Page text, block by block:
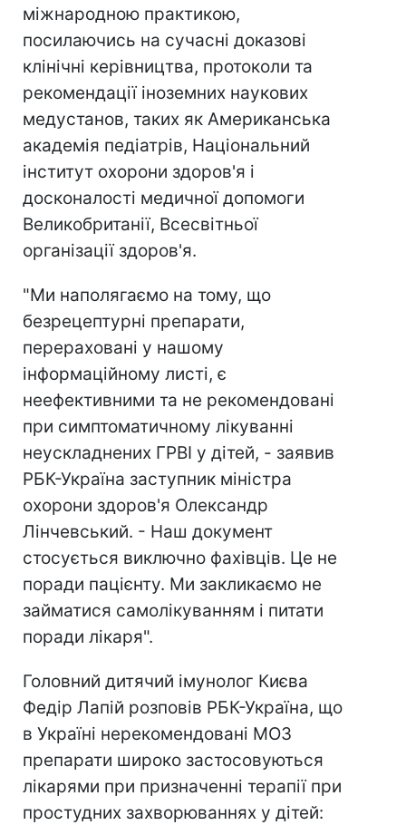
міжнародною практикою,
посилаючись на сучасні доказові
клінічні керівництва, протоколи та
рекомендації іноземних наукових
медустанов, таких як Американська
академія педіатрів, Національний
інститут охорони здоров'я і
досконалості медичної допомоги
Великобританії, Всесвітньої
організації здоров'я.
"Ми наполягаємо на тому, що
безрецептурні препарати,
перераховані у нашому
інформаційному листі, є
неефективними та не рекомендовані
при симптоматичному лікуванні
неускладнених ГРВІ у дітей, - заявив
РБК-Україна заступник міністра
охорони здоров'я Олександр
Лінчевський. - Наш документ
стосується виключно фахівців. Це не
поради пацієнту. Ми закликаємо не
займатися самолікуванням і питати
поради лікаря".
Головний дитячий імунолог Києва
Федір Лапій розповів РБК-Україна, що
в Україні нерекомендовані МОЗ
препарати широко застосовуються
лікарями при призначенні терапії при
простудних захворюваннях у дітей: